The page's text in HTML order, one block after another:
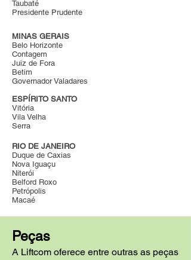
Taubaté
Presidente Prudente
MINAS GERAIS
Belo Horizonte
Contagem
Juiz de Fora
Betim
Governador Valadares
ESPÍRITO SANTO
Vitória
Vila Velha
Serra
RIO DE JANEIRO
Duque de Caxias
Nova Iguaçu
Niterói
Belford Roxo
Petrópolis
Macaé
Peças
A Liftcom oferece entre outras as peças